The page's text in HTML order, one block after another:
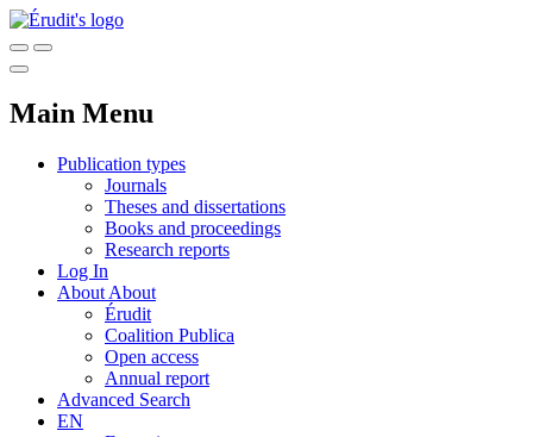
Main Menu
Publication types
Journals
Theses and dissertations
Books and proceedings
Research reports
Log In
About About
Érudit
Coalition Publica
Open access
Annual report
Advanced Search
EN